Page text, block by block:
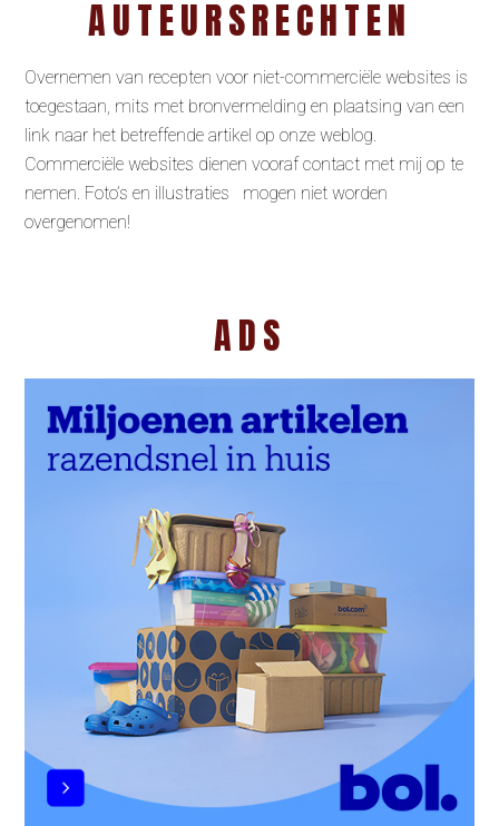
AUTEURSRECHTEN
Overnemen van recepten voor niet-commerciële websites is
toegestaan, mits met bronvermelding en plaatsing van een
link naar het betreffende artikel op onze weblog.
Commerciële websites dienen vooraf contact met mij op te
nemen. Foto’s en illustraties mogen niet worden
overgenomen!
ADS